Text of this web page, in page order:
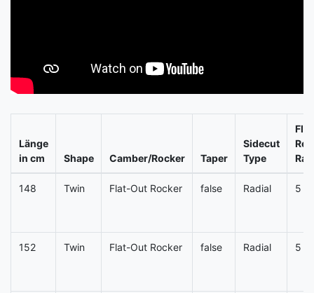
Länge
in cm
Shape Camber/Rocker Taper
Sidecut
Type
148 Twin Flat-Out Rocker false Radial 5
152 Twin Flat-Out Rocker false Radial 5